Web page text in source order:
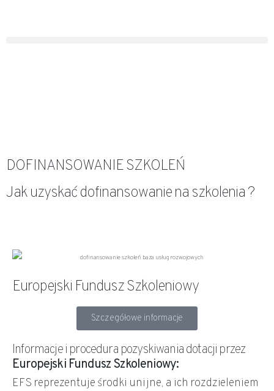
DOFINANSOWANIE SZKOLEŃ
Jak uzyskać dofinansowanie na szkolenia ?
Europejski Fundusz Szkoleniowy
Szczegółowe informacje
Informacje i procedura pozyskiwania dotacji przez
Europejski Fundusz Szkoleniowy:
EFS reprezentuje środki unijne, a ich rozdzieleniem